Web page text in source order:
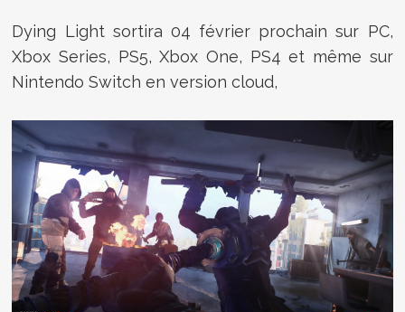
Dying Light sortira 04 février prochain sur PC,
Xbox Series, PS5, Xbox One, PS4 et même sur
Nintendo Switch en version cloud,